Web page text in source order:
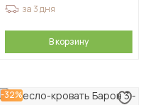
за 3 дня
В корзину
-32%